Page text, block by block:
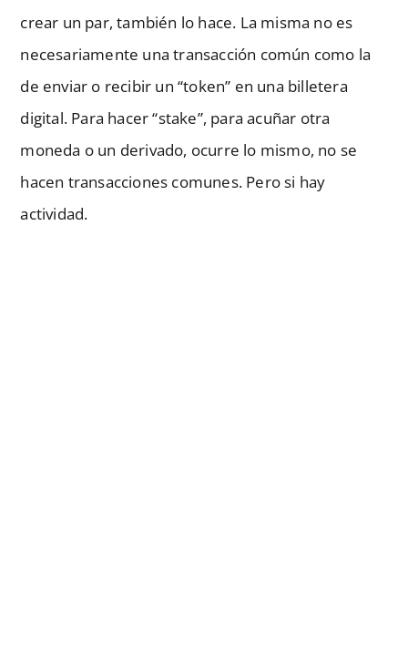
crear un par, también lo hace. La misma no es
necesariamente una transacción común como la
de enviar o recibir un “token” en una billetera
digital. Para hacer “stake”, para acuñar otra
moneda o un derivado, ocurre lo mismo, no se
hacen transacciones comunes. Pero si hay
actividad.